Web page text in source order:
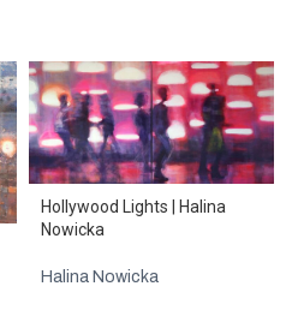
Hollywood Lights | Halina
Nowicka
Halina Nowicka